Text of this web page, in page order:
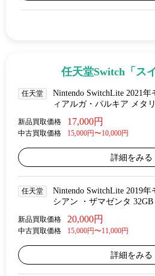
任天堂Switch「ス
任天堂
Nintendo SwitchLite 2021
ィアルガ・パルキア メタ
新品買取価格 17,000円
中古買取価格 15,000円〜10,000円
詳細をみる
任天堂
Nintendo SwitchLite 2019
シアン ・ザマゼンタ 32GB
新品買取価格 20,000円
中古買取価格 15,000円〜11,000円
詳細をみる